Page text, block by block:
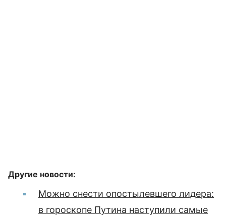
Другие новости:
Можно снести опостылевшего лидера:
в гороскопе Путина наступили самые